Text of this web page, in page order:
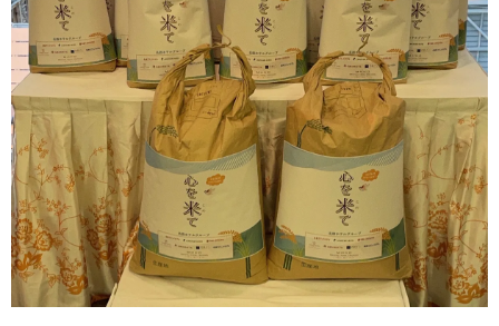
アクセス
よくあるご質問
お問合せ
お取引様用通報窓口
ソーシャルメディアポリシー
会社概要
サイトマップ
ホテルパンフレット
FOLLOW US
宿泊プラン一覧